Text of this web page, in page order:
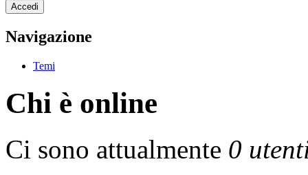
Navigazione
Temi
Chi è online
Ci sono attualmente 0